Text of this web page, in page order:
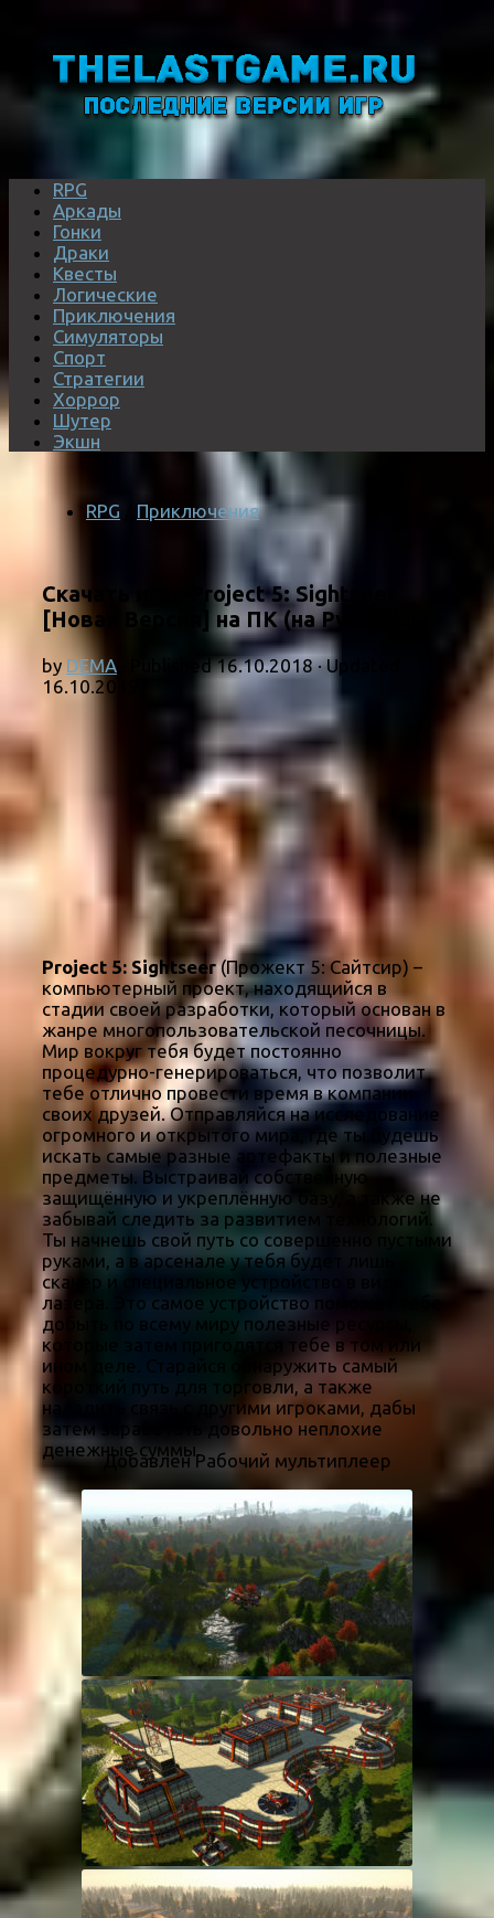
RPG
Аркады
Гонки
Драки
Квесты
Логические
Приключения
Симуляторы
Спорт
Стратегии
Хоррор
Шутер
Экшн
RPG Приключения
Скачать игру Project 5: Sightseer
[Новая Версия] на ПК (на Русском)
by DEMA · Published16.10.2018· Updated
16.10.2019
Project 5: Sightseer(Прожект 5: Сайтсир) –
компьютерный проект, находящийся в
стадии своей разработки, который основан в
жанре многопользовательской песочницы.
Мир вокруг тебя будет постоянно
процедурно-генерироваться, что позволит
тебе отлично провести время в компании
своих друзей. Отправляйся на исследование
огромного и открытого мира, где ты будешь
искать самые разные артефакты и полезные
предметы. Выстраивай собственную
защищённую и укреплённую базу, а также не
забывай следить за развитием технологий.
Ты начнешь свой путь со совершенно пустыми
руками, а в арсенале у тебя будет лишь
сканер и специальное устройство в виде
лазера. Это самое устройство поможет тебе
добыть по всему миру полезные ресурсы,
которые затем пригодятся тебе в том или
ином деле. Старайся обнаружить самый
короткий путь для торговли, а также
наладить связь с другими игроками, дабы
затем заработать довольно неплохие
денежные суммы.
Добавлен Рабочий мультиплеер